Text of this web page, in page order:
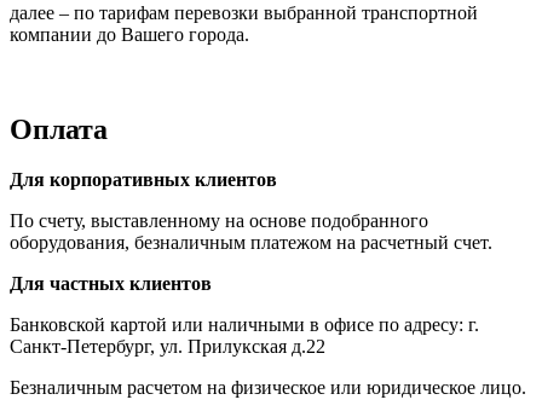
далее – по тарифам перевозки выбранной транспортной
компании до Вашего города.
Оплата
Для корпоративных клиентов
По счету, выставленному на основе подобранного
оборудования, безналичным платежом на расчетный счет.
Для частных клиентов
Банковской картой или наличными в офисе по адресу: г.
Санкт-Петербург, ул. Прилукская д.22
Безналичным расчетом на физическое или юридическое лицо.